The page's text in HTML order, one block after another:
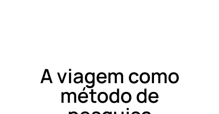
A viagem como
método de